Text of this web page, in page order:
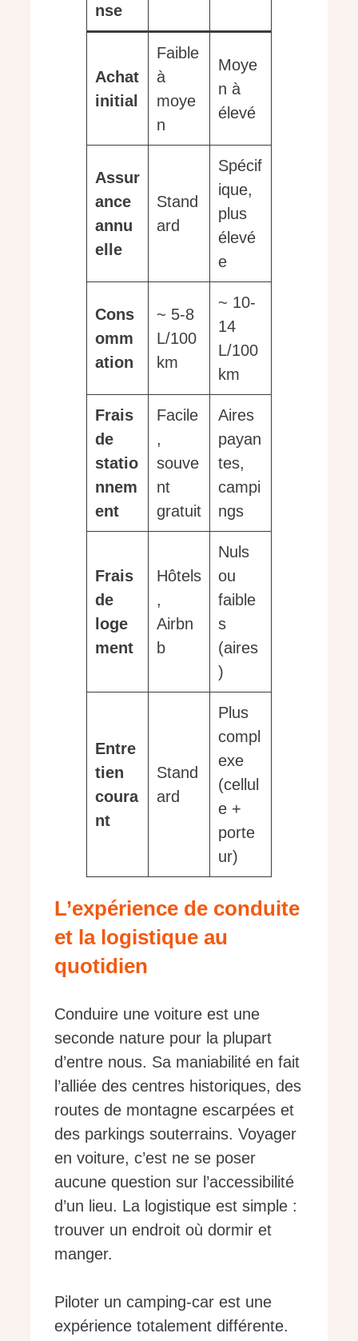
nse
Achat
initial
Faible
à
moye
n
Moye
n à
élevé
Assur
ance
annu
elle
Stand
ard
Spécif
ique,
plus
élevé
e
Cons
omm
ation
~ 5-8
L/100
km
~ 10-
14
L/100
km
Frais
de
statio
nnem
ent
Facile
,
souve
nt
gratuit
Aires
payan
tes,
campi
ngs
Frais
de
loge
ment
Hôtels
,
Airbn
b
Nuls
ou
faible
s
(aires
)
Entre
tien
coura
nt
Stand
ard
Plus
compl
exe
(cellul
e +
porte
ur)
L’expérience de conduite
et la logistique au
quotidien
Conduire une voiture est une
seconde nature pour la plupart
d’entre nous. Sa maniabilité en fait
l’alliée des centres historiques, des
routes de montagne escarpées et
des parkings souterrains. Voyager
en voiture, c’est ne se poser
aucune question sur l’accessibilité
d’un lieu. La logistique est simple :
trouver un endroit où dormir et
manger.
Piloter un camping-car est une
expérience totalement différente.